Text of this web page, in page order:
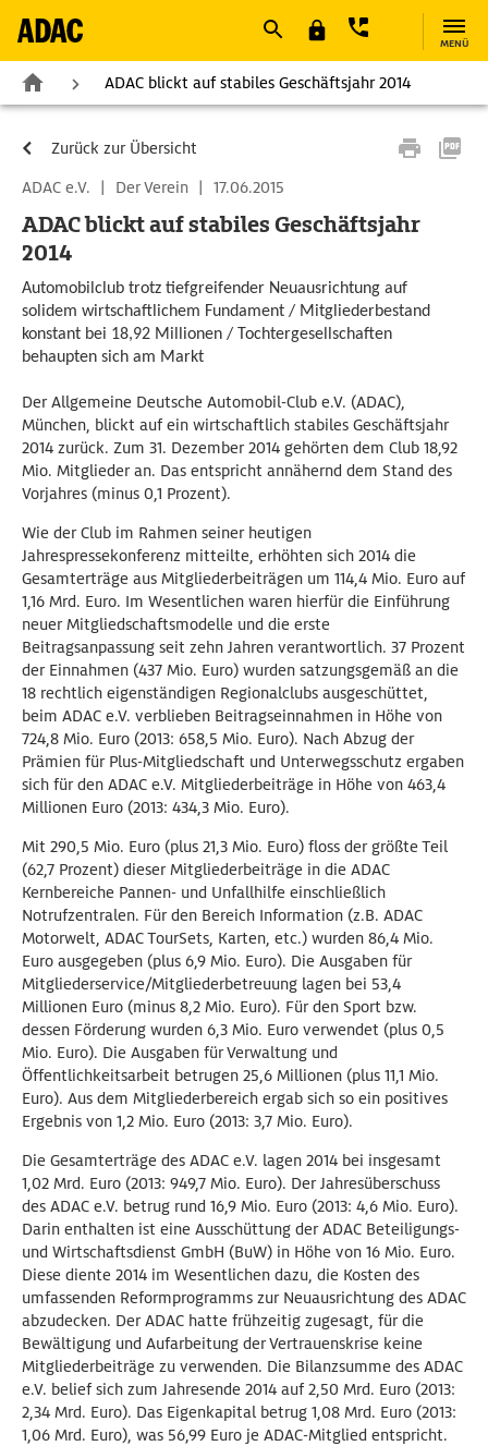
MENÜ
ADAC blickt auf stabiles Geschäftsjahr 2014
Zurück zur Übersicht
ADAC e.V.
| Der Verein | 17.06.2015
ADAC blickt auf stabiles Geschäftsjahr
2014
Automobilclub trotz tiefgreifender Neuausrichtung auf
solidem wirtschaftlichem Fundament / Mitgliederbestand
konstant bei 18,92 Millionen / Tochtergesellschaften
behaupten sich am Markt
Der Allgemeine Deutsche Automobil-Club e.V. (ADAC),
München, blickt auf ein wirtschaftlich stabiles Geschäftsjahr
2014 zurück. Zum 31. Dezember 2014 gehörten dem Club 18,92
Mio. Mitglieder an. Das entspricht annähernd dem Stand des
Vorjahres (minus 0,1 Prozent).
Wie der Club im Rahmen seiner heutigen
Jahrespressekonferenz mitteilte, erhöhten sich 2014 die
Gesamterträge aus Mitgliederbeiträgen um 114,4 Mio. Euro auf
1,16 Mrd. Euro. Im Wesentlichen waren hierfür die Einführung
neuer Mitgliedschaftsmodelle und die erste
Beitragsanpassung seit zehn Jahren verantwortlich. 37 Prozent
der Einnahmen (437 Mio. Euro) wurden satzungsgemäß an die
18 rechtlich eigenständigen Regionalclubs ausgeschüttet,
beim ADAC e.V. verblieben Beitragseinnahmen in Höhe von
724,8 Mio. Euro (2013: 658,5 Mio. Euro). Nach Abzug der
Prämien für Plus-Mitgliedschaft und Unterwegsschutz ergaben
sich für den ADAC e.V. Mitgliederbeiträge in Höhe von 463,4
Millionen Euro (2013: 434,3 Mio. Euro).
Mit 290,5 Mio. Euro (plus 21,3 Mio. Euro) floss der größte Teil
(62,7 Prozent) dieser Mitgliederbeiträge in die ADAC
Kernbereiche Pannen- und Unfallhilfe einschließlich
Notrufzentralen. Für den Bereich Information (z.B. ADAC
Motorwelt, ADAC TourSets, Karten, etc.) wurden 86,4 Mio.
Euro ausgegeben (plus 6,9 Mio. Euro). Die Ausgaben für
Mitgliederservice/Mitgliederbetreuung lagen bei 53,4
Millionen Euro (minus 8,2 Mio. Euro). Für den Sport bzw.
dessen Förderung wurden 6,3 Mio. Euro verwendet (plus 0,5
Mio. Euro). Die Ausgaben für Verwaltung und
Öffentlichkeitsarbeit betrugen 25,6 Millionen (plus 11,1 Mio.
Euro). Aus dem Mitgliederbereich ergab sich so ein positives
Ergebnis von 1,2 Mio. Euro (2013: 3,7 Mio. Euro).
Die Gesamterträge des ADAC e.V. lagen 2014 bei insgesamt
1,02 Mrd. Euro (2013: 949,7 Mio. Euro). Der Jahresüberschuss
des ADAC e.V. betrug rund 16,9 Mio. Euro (2013: 4,6 Mio. Euro).
Darin enthalten ist eine Ausschüttung der ADAC Beteiligungs-
und Wirtschaftsdienst GmbH (BuW) in Höhe von 16 Mio. Euro.
Diese diente 2014 im Wesentlichen dazu, die Kosten des
umfassenden Reformprogramms zur Neuausrichtung des ADAC
abzudecken. Der ADAC hatte frühzeitig zugesagt, für die
Bewältigung und Aufarbeitung der Vertrauenskrise keine
Mitgliederbeiträge zu verwenden. Die Bilanzsumme des ADAC
e.V. belief sich zum Jahresende 2014 auf 2,50 Mrd. Euro (2013:
2,34 Mrd. Euro). Das Eigenkapital betrug 1,08 Mrd. Euro (2013:
1,06 Mrd. Euro), was 56,99 Euro je ADAC-Mitglied entspricht.